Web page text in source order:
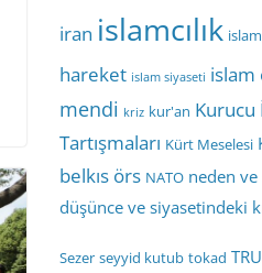
iran islamcılık
hareket islam siyaseti islam
mendi kriz kur'an Kurucu
Tartışmaları Kürt Meselesi
belkıs örs NATO neden
düşünce ve siyasetindeki
Sezer seyyid kutub tokad